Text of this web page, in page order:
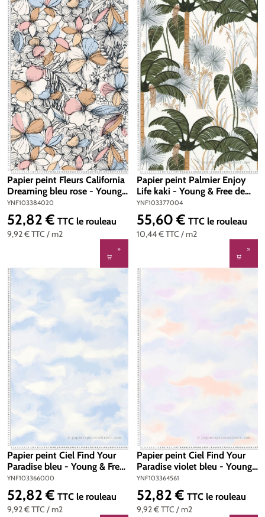
Papier peint Fleurs California
Dreaming bleu rose - Young
& Free de Casélio | Réf.
YNF103384020
YNF103384020
9,92 €TTC / m2
Prix régulier :
52,82 € TTC le rouleau
Papier peint Palmier Enjoy
Life kaki - Young & Free de
Casélio | Réf. YNF103377004
YNF103377004
10,44 €TTC / m2
Prix régulier :
55,60 € TTC le rouleau
Papier peint Ciel Find Your
Paradise bleu - Young & Free
de Casélio | Réf.
YNF103366000
YNF103366000
9,92 €TTC / m2
Prix régulier :
52,82 € TTC le rouleau
Papier peint Ciel Find Your
Paradise violet bleu - Young
& Free de Casélio | Réf.
YNF103364561
YNF103364561
9,92 €TTC / m2
Prix régulier :
52,82 € TTC le rouleau